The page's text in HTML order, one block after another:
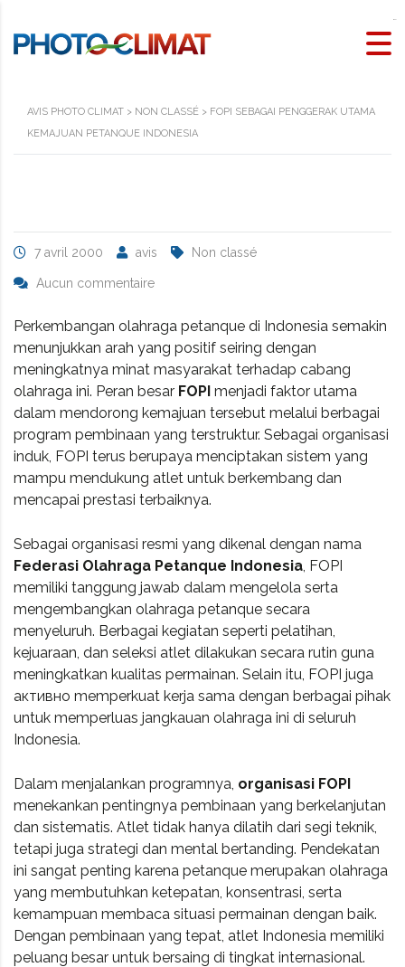
AVIS PHOTO CLIMAT > NON CLASSÉ > FOPI SEBAGAI PENGGERAK UTAMA
KEMAJUAN PETANQUE INDONESIA
7 avril 2000 avis Non classé
Aucun commentaire
Perkembangan olahraga petanque di Indonesia semakin
menunjukkan arah yang positif seiring dengan
meningkatnya minat masyarakat terhadap cabang
olahraga ini. Peran besar FOPI menjadi faktor utama
dalam mendorong kemajuan tersebut melalui berbagai
program pembinaan yang terstruktur. Sebagai organisasi
induk, FOPI terus berupaya menciptakan sistem yang
mampu mendukung atlet untuk berkembang dan
mencapai prestasi terbaiknya.
Sebagai organisasi resmi yang dikenal dengan nama
Federasi Olahraga Petanque Indonesia , FOPI
memiliki tanggung jawab dalam mengelola serta
mengembangkan olahraga petanque secara
menyeluruh. Berbagai kegiatan seperti pelatihan,
kejuaraan, dan seleksi atlet dilakukan secara rutin guna
meningkatkan kualitas permainan. Selain itu, FOPI juga
активно memperkuat kerja sama dengan berbagai pihak
untuk memperluas jangkauan olahraga ini di seluruh
Indonesia.
Dalam menjalankan programnya, organisasi FOPI
menekankan pentingnya pembinaan yang berkelanjutan
dan sistematis. Atlet tidak hanya dilatih dari segi teknik,
tetapi juga strategi dan mental bertanding. Pendekatan
ini sangat penting karena petanque merupakan olahraga
yang membutuhkan ketepatan, konsentrasi, serta
kemampuan membaca situasi permainan dengan baik.
Dengan pembinaan yang tepat, atlet Indonesia memiliki
peluang besar untuk bersaing di tingkat internasional.